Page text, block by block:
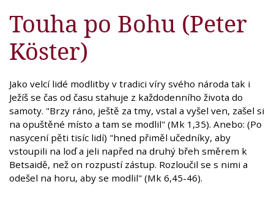
Touha po Bohu (Peter
Köster)
Jako velcí lidé modlitby v tradici víry svého národa tak i
Ježíš se čas od času stahuje z každodenního života do
samoty. "Brzy ráno, ještě za tmy, vstal a vyšel ven, zašel si
na opuštěné místo a tam se modlil" (Mk 1,35). Anebo: (Po
nasycení pěti tisíc lidí) "hned přiměl učedníky, aby
vstoupili na loď a jeli napřed na druhý břeh směrem k
Betsaidě, než on rozpustí zástup. Rozloučil se s nimi a
odešel na horu, aby se modlil" (Mk 6,45-46).